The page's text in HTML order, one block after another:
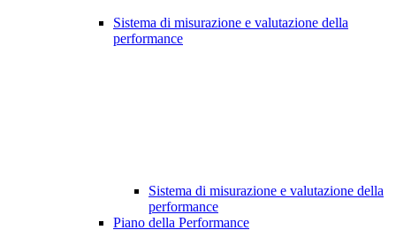
Sistema di misurazione e valutazione della
performance
Sistema di misurazione e valutazione della
performance
Piano della Performance